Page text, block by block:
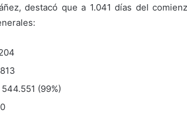
destacó que a 1.041 días del
(99%)